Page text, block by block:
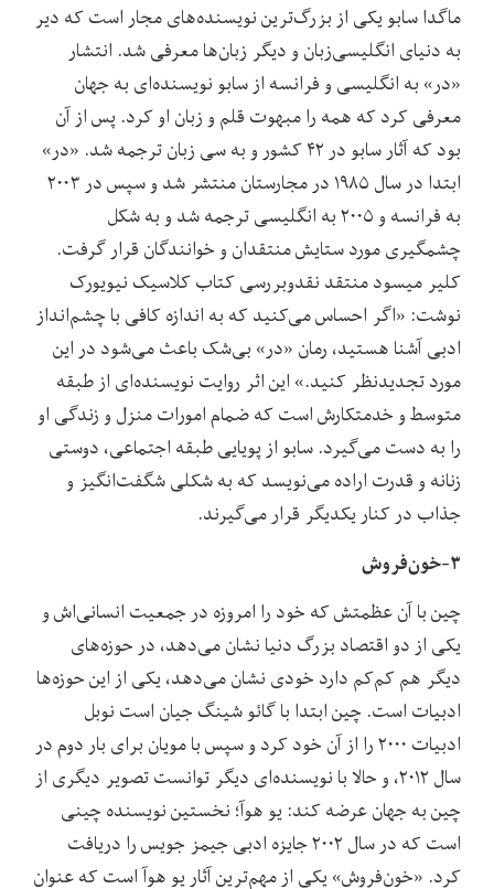
ماگدا سابو یکی از بزرگ‌ترین نویسنده‌های مجار است که دیر
به دنیای انگلیسی‌زبان و دیگر زبان‌ها معرفی شد. انتشار
«در» به انگلیسی و فرانسه از سابو نویسنده‌ای به جهان
معرفی کرد که همه را مبهوت قلم و زبان او کرد. پس از آن
بود که آثار سابو در ۴۲ کشور و به سی زبان ترجمه شد. «در»
ابتدا در سال ۱۹۸۵ در مجارستان منتشر شد و سپس در ۲۰۰۳
به فرانسه و ۲۰۰۵ به انگلیسی ترجمه شد و به شکل
چشمگیری مورد ستایش منتقدان و خوانندگان قرار گرفت.
کلیر میسود منتقد نقدوبررسی کتاب کلاسیک نیویورک
نوشت: «اگر احساس می‌کنید که به اندازه کافی با چشم‌انداز
ادبی آشنا هستید، رمان «در» بی‌شک باعث می‌شود در این
مورد تجدیدنظر کنید.» این اثر روایت نویسنده‌ای از طبقه
متوسط و خدمتکارش است که ضمام امورات منزل و زندگی او
را به دست می‌گیرد. سابو از پویایی طبقه اجتماعی، دوستی
زنانه و قدرت اراده می‌نویسد که به شکلی شگفت‌انگیز و
جذاب در کنار یکدیگر قرار می‌گیرند.
۳-خون‌فروش
چین با آن عظمتش که خود را امروزه در جمعیت انسانی‌اش و
یکی از دو اقتصاد بزرگ دنیا نشان می‌دهد، در حوزه‌های
دیگر هم کم‌کم دارد خودی نشان می‌دهد، یکی از این حوزه‌ها
ادبیات است. چین ابتدا با گائو شینگ جیان است نوبل
ادبیات ۲۰۰۰ را از آن خود کرد و سپس با مویان برای بار دوم در
سال ۲۰۱۲، و حالا با نویسنده‌ای دیگر توانست تصویر دیگری از
چین به جهان عرضه کند: یو هوآ؛ نخستین نویسنده‌ چینی
است که در سال ۲۰۰۲ جایزه ادبی جیمز جویس را دریافت
کرد. «خون‌فروش» یکی از مهم‌ترین آثار یو هوآ است که عنوان